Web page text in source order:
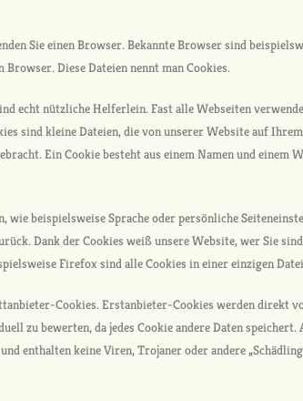
Sie einen Browser. Bekannte Browser sind
Diese Dateien nennt man Cookies.
echt nützliche Helferlein. Fast alle Webseiten
sind kleine Dateien, die von unserer Website auf
Ein Cookie besteht aus einem Namen und
wie beispielsweise Sprache oder persönliche
Dank der Cookies weiß unsere Website, wer Sie
Firefox sind alle Cookies in einer einzigen
Cookies. Erstanbieter-Cookies werden direkt
zu bewerten, da jedes Cookie andere Daten
enthalten keine Viren, Trojaner oder andere